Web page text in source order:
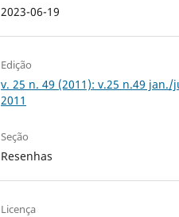
2023-06-19
Edição
v. 25 n. 49 (2011): v.25 n.49 jan./
2011
Seção
Resenhas
Licença